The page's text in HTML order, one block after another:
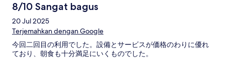
8/10 Sangat bagus
20 Jul 2025
Terjemahkan dengan Google
今回二回目の利用でした。設備とサービスが価格のわりに優れ
ており、朝食も十分満足にいくものでした。